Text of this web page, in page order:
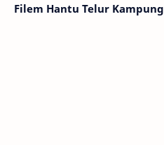
Filem Hantu Telur Kampung